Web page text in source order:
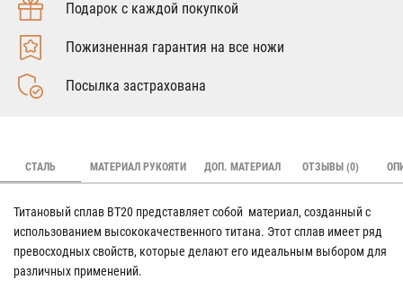
Подарок с каждой покупкой
Пожизненная гарантия на все ножи
Посылка застрахована
СТАЛЬ МАТЕРИАЛ РУКОЯТИ ДОП. МАТЕРИАЛ ОТЗЫВЫ (0)
Титановый сплав ВТ20 представляет собой материал, созданный с
использованием высококачественного титана. Этот сплав имеет ряд
превосходных свойств, которые делают его идеальным выбором для
различных применений.